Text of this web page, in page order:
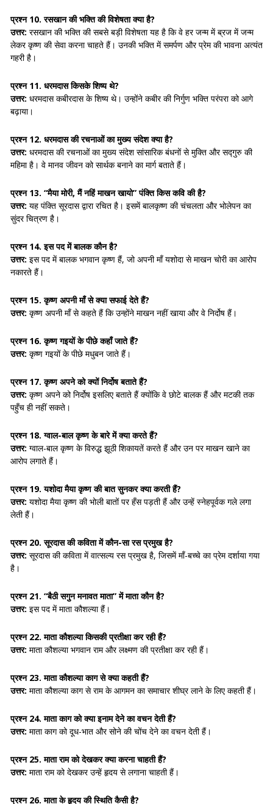
प्रश्न 10. रसखान की भक्ति की विशेषता क्या है?
उत्तर: रसखान की भक्ति की सबसे बड़ी विशेषता यह है कि वे हर जन्म में ब्रज में जन्म
लेकर कृष्ण की सेवा करना चाहते हैं। उनकी भक्ति में समर्पण और प्रेम की भावना अत्यंत
गहरी है।
प्रश्न 11. धरमदास किसके शिष्य थे?
उत्तर: धरमदास कबीरदास के शिष्य थे। उन्होंने कबीर की निर्गुण भक्ति परंपरा को आगे
बढ़ाया।
प्रश्न 12. धरमदास की रचनाओं का मुख्य संदेश क्या है?
उत्तर: धरमदास की रचनाओं का मुख्य संदेश सांसारिक बंधनों से मुक्ति और सद्गुरु की
महिमा है। वे मानव जीवन को सार्थक बनाने का मार्ग बताते हैं।
प्रश्न 13. “मैया मोरी, मैं नहिं माखन खायो” पंक्ति किस कवि की है?
उत्तर: यह पंक्ति सूरदास द्वारा रचित है। इसमें बालकृष्ण की चंचलता और भोलेपन का
सुंदर चित्रण है।
प्रश्न 14. इस पद में बालक कौन है?
उत्तर: इस पद में बालक भगवान कृष्ण हैं, जो अपनी माँ यशोदा से माखन चोरी का आरोप
नकारते हैं।
प्रश्न 15. कृष्ण अपनी माँ से क्या सफाई देते हैं?
उत्तर: कृष्ण अपनी माँ से कहते हैं कि उन्होंने माखन नहीं खाया और वे निर्दोष हैं।
प्रश्न 16. कृष्ण गइयों के पीछे कहाँ जाते हैं?
उत्तर: कृष्ण गइयों के पीछे मधुबन जाते हैं।
प्रश्न 17. कृष्ण अपने को क्यों निर्दोष बताते हैं?
उत्तर: कृष्ण अपने को निर्दोष इसलिए बताते हैं क्योंकि वे छोटे बालक हैं और मटकी तक
पहुँच ही नहीं सकते।
प्रश्न 18. ग्वाल-बाल कृष्ण के बारे में क्या करते हैं?
उत्तर: ग्वाल-बाल कृष्ण के विरुद्ध झूठी शिकायतें करते हैं और उन पर माखन खाने का
आरोप लगाते हैं।
प्रश्न 19. यशोदा मैया कृष्ण की बात सुनकर क्या करती हैं?
उत्तर: यशोदा मैया कृष्ण की भोली बातों पर हँस पड़ती हैं और उन्हें स्नेहपूर्वक गले लगा
लेती हैं।
प्रश्न 20. सूरदास की कविता में कौन-सा रस प्रमुख है?
उत्तर: सूरदास की कविता में वात्सल्य रस प्रमुख है, जिसमें माँ-बच्चे का प्रेम दर्शाया गया
है।
प्रश्न 21. “बैठी सगुन मनावत माता” में माता कौन है?
उत्तर: इस पद में माता कौशल्या हैं।
प्रश्न 22. माता कौशल्या किसकी प्रतीक्षा कर रही हैं?
उत्तर: माता कौशल्या भगवान राम और लक्ष्मण की प्रतीक्षा कर रही हैं।
प्रश्न 23. माता कौशल्या काग से क्या कहती हैं?
उत्तर: माता कौशल्या काग से राम के आगमन का समाचार शीघ्र लाने के लिए कहती हैं।
प्रश्न 24. माता काग को क्या इनाम देने का वचन देती हैं?
उत्तर: माता काग को दूध-भात और सोने की चोंच देने का वचन देती हैं।
प्रश्न 25. माता राम को देखकर क्या करना चाहती हैं?
उत्तर: माता राम को देखकर उन्हें हृदय से लगाना चाहती हैं।
प्रश्न 26. माता के हृदय की स्थिति कैसी है?